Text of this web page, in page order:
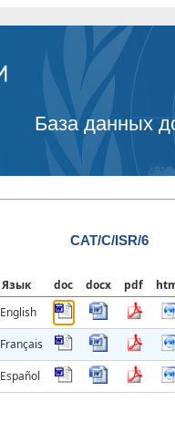
База данных
CAT/C/ISR/6
Язык doc docx pdf
English
Français
Español